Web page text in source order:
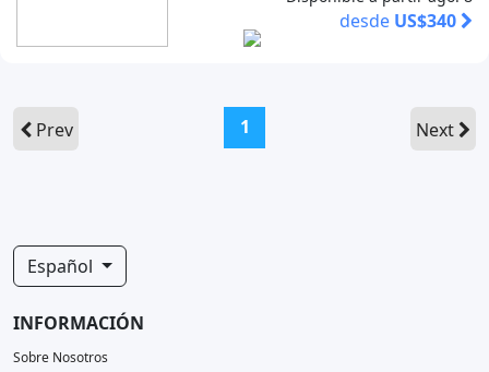
desde US$340
Prev 1 Next
Español
INFORMACIÓN
Sobre Nosotros